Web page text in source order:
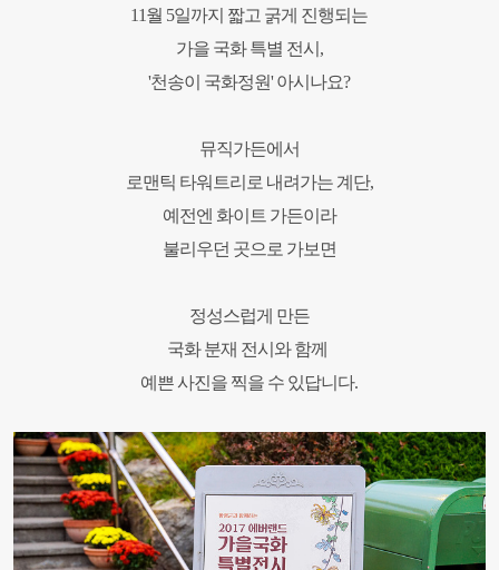
11월 5일까지 짧고 굵게 진행되는
가을 국화 특별 전시,
'천송이 국화정원' 아시나요?
뮤직가든에서
로맨틱 타워트리로 내려가는 계단,
예전엔 화이트 가든이라
불리우던 곳으로 가보면
정성스럽게 만든
국화 분재 전시와 함께
예쁜 사진을 찍을 수 있답니다.